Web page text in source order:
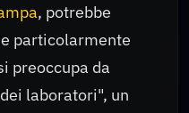
, potrebbe
particolarmente
preoccupa da
laboratori", un